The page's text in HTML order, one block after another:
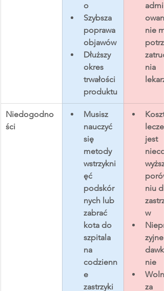
o
Szybsza
poprawa
objawów
Dłuższy
okres
trwałości
produktu​
nie
nia
Niedogodno
ści
Musisz
nauczyć
się
metody
wstrzykni
ęć
podskór
nych lub
zabrać
kota do
szpitala
na
codzienn
e
zastrzyki
Koszt
jest
nieco
niu
w
zyjne
nie
za